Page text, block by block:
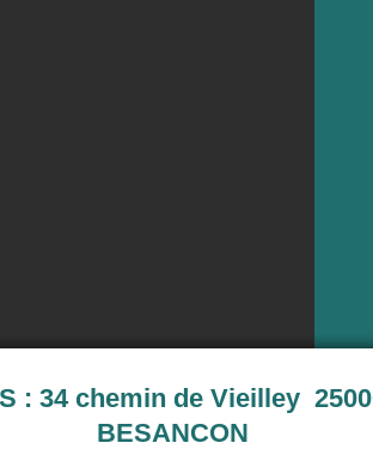
: 34 chemin de Vieilley
BESANCON